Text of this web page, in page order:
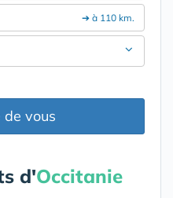
➔ à 110 km.
vous
d'Occitanie